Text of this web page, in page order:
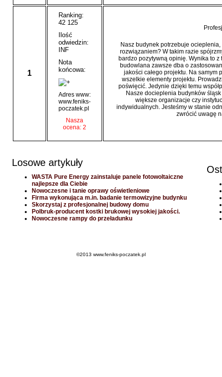
1
Ranking:
42 125
Ilość
odwiedzin:
INF
Nota
końcowa:
Adres www:
www.feniks-
poczatek.pl
Nasza
ocena: 2
Nasz budynek potrzebuje
rozwiązaniem? W takim razie
bardzo pozytywną opinię. Wynika to
budowlana zawsze dba o
jakości całego projektu. Na
wszelkie elementy projektu.
poświęcić. Jedynie dzięki temu
Nasze docieplenia budynków
większe organizacje czy
indywidualnych. Jesteśmy w stanie
zwrócić uwagę
Losowe artykuły
WASTA Pure Energy zainstaluje panele fotowoltaiczne
najlepsze dla Ciebie
Nowoczesne i tanie oprawy oświetleniowe
Firma wykonująca m.in. badanie termowizyjne budynku
Skorzystaj z profesjonalnej budowy domu
Polbruk-producent kostki brukowej wysokiej jakości.
Nowoczesne rampy do przeładunku
©2013 www.feniks-poczatek.pl